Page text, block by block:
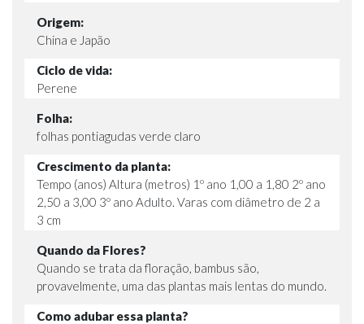
Origem:
China e Japão
Ciclo de vida:
Perene
Folha:
folhas pontiagudas verde claro
Crescimento da planta:
Tempo (anos) Altura (metros) 1º ano 1,00 a 1,80 2º ano
2,50 a 3,00 3º ano Adulto. Varas com diâmetro de 2 a
3 cm
Quando da Flores?
Quando se trata da floração, bambus são,
provavelmente, uma das plantas mais lentas do mundo.
Como adubar essa planta?